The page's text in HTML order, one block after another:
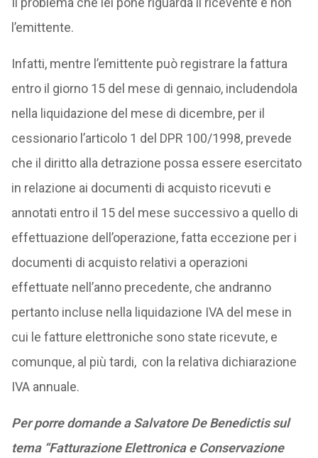
l’emittente.
Infatti, mentre l’emittente può registrare la fattura
entro il giorno 15 del mese di gennaio, includendola
nella liquidazione del mese di dicembre, per il
cessionario l’articolo 1 del DPR 100/1998, prevede
che il diritto alla detrazione possa essere esercitato
in relazione ai documenti di acquisto ricevuti e
annotati entro il 15 del mese successivo a quello di
effettuazione dell’operazione, fatta eccezione per i
documenti di acquisto relativi a operazioni
effettuate nell’anno precedente, che andranno
pertanto incluse nella liquidazione IVA del mese in
cui le fatture elettroniche sono state ricevute, e
comunque, al più tardi, con la relativa dichiarazione
IVA annuale.
Per porre domande a Salvatore De Benedictis sul
tema “Fatturazione Elettronica e Conservazione